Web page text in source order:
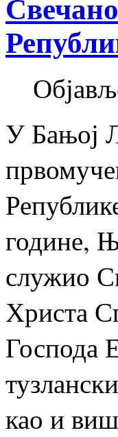
У Бањој
године,
служио
Христа
Господа
као и